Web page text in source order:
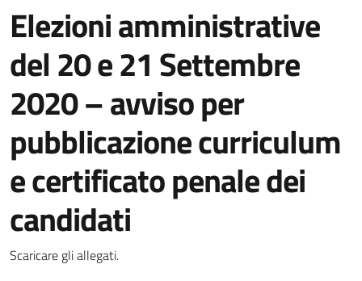
Elezioni amministrative
del 20 e 21 Settembre
2020 – avviso per
pubblicazione curriculum
e certificato penale dei
candidati
Dettagli della notizia
Scaricare gli allegati.